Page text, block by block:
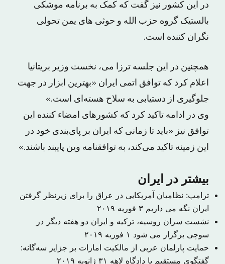
در این کشور نیز گفت که کمک به برنامه موشکی
بالستیک گروه حزب الله و حوثی های یمن تحولی
نگران کننده است.
همچنین در این جلسه ترزا می، نخست وزیر بریتانیا
اعلام کرد که توافق اتمی ایران «بهترین ابزار در جهت
جلوگیری از دستیابی به سلاح هسته‌ای است.»
وی در ادامه تاکید کرد که کشورهای امضاء کننده این
توافق نیز «باید تا زمانی که ایران بر پای‌بندی خود در
این زمینه تاکید می‌کند، به توافقنامه وین پایبند باشند.»
بیشتر در ایران
ترامپ: نظامیان آمریکایی در عراق را برای زیرنظر گرفتن
ایران نگه می داریم ۳ فوریه ۲۰۱۹
نشست سران روسیه، ترکیه و ایران دو هفته دیگر در
سوچی برگزار می شود ۱ فوریه ۲۰۱۹
حمایت پارلمان عربی از مالکیت امارات بر جزایر سه‌گانه:
گفتگوی مستقیم یا دادگاه لاهه ۳۱ ژانویه ۲۰۱۹